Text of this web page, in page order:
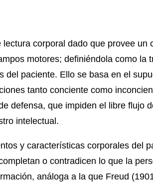
corporal dado que provee un
motores; definiéndola como la
del paciente. Ello se basa en el
tanto conciente como
defensa, que impiden el libre flujo
intelectual.
y características corporales del
o contradicen lo que la
análoga a la que Freud